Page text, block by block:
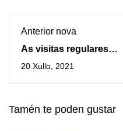
Anterior nova
As visitas regulares
guiadas repítense de
20 Xullo, 2021
Tamén te poden gustar